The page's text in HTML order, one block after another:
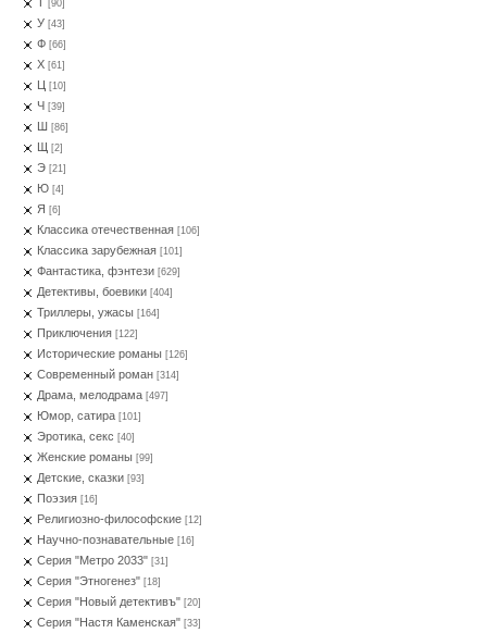
[90]
У [43]
Ф [66]
Х [61]
Ц [10]
Ч [39]
Ш [86]
Щ [2]
Э [21]
Ю [4]
Я [6]
Классика отечественная [106]
Классика зарубежная [101]
Фантастика, фэнтези [629]
Детективы, боевики [404]
Триллеры, ужасы [164]
Приключения [122]
Исторические романы [126]
Современный роман [314]
Драма, мелодрама [497]
Юмор, сатира [101]
Эротика, секс [40]
Женские романы [99]
Детские, сказки [93]
Поэзия [16]
Религиозно-философские [12]
Научно-познавательные [16]
Серия "Метро 2033" [31]
Серия "Этногенез" [18]
Серия "Новый детективъ" [20]
Серия "Настя Каменская" [33]